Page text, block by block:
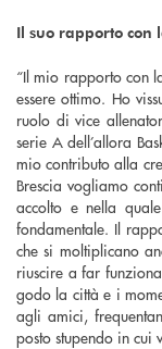
Il suo rapporto con
“Il mio rapporto con
essere ottimo. Ho
ruolo di vice
serie A dell’allora
mio contributo alla
Brescia vogliamo
accolto e nella
fondamentale. Il
che si moltiplicano
riuscire a far
godo la città e i
agli amici,
posto stupendo in cui